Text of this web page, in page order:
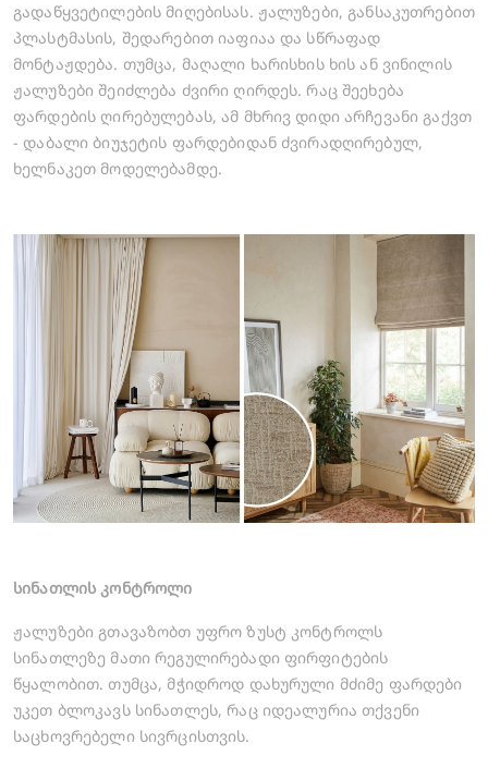
გაგზავნა
გაუქმება
გადაწყვეტილების მიღებისას. ჟალუზები, განსაკუთრებით
პლასტმასის, შედარებით იაფიაა და სწრაფად
მონტაჟდება. თუმცა, მაღალი ხარისხის ხის ან ვინილის
ჟალუზები შეიძლება ძვირი ღირდეს. რაც შეეხება
ფარდების ღირებულებას, ამ მხრივ დიდი არჩევანი გაქვთ
- დაბალი ბიუჯეტის ფარდებიდან ძვირადღირებულ,
ხელნაკეთ მოდელებამდე.
სინათლის კონტროლი
ჟალუზები გთავაზობთ უფრო ზუსტ კონტროლს
სინათლეზე მათი რეგულირებადი ფირფიტების
წყალობით. თუმცა, მჭიდროდ დახურული მძიმე ფარდები
უკეთ ბლოკავს სინათლეს, რაც იდეალურია თქვენი
საცხოვრებელი სივრცისთვის.